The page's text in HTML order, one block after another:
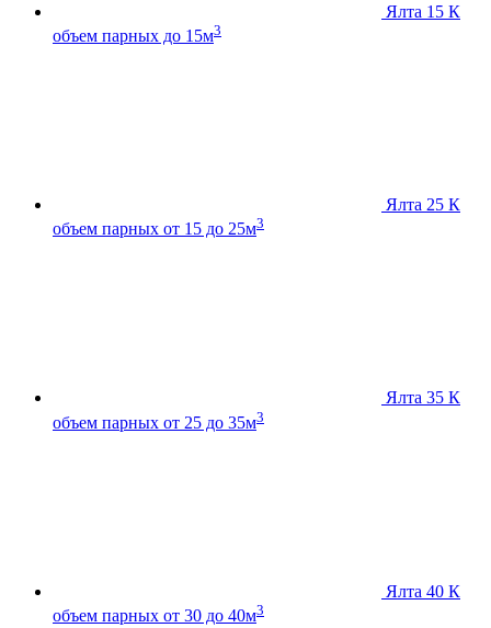
Ялта 15 К
объем парных до 15м3
Ялта 25 К
объем парных от 15 до 25м3
Ялта 35 К
объем парных от 25 до 35м3
Ялта 40 К
объем парных от 30 до 40м3